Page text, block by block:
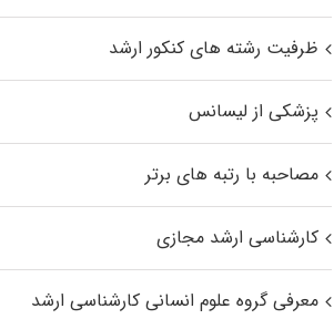
ظرفیت رشته های کنکور ارشد
پزشکی از لیسانس
مصاحبه با رتبه های برتر
کارشناسی ارشد مجازی
معرفی گروه علوم انسانی کارشناسی ارشد